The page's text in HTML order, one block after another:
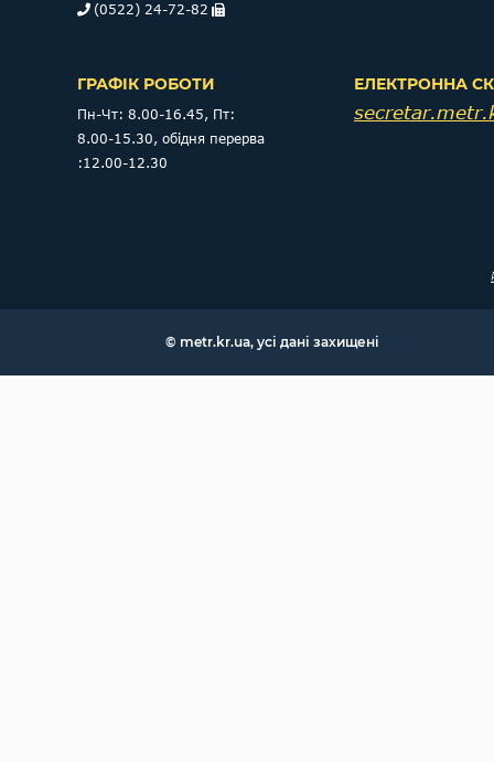
(0522) 24-72-82
ГРАФІК РОБОТИ
Пн-Чт: 8.00-16.45, Пт:
8.00-15.30, обідня перерва
:12.00-12.30
ЕЛЕКТРОННА
© metr.kr.ua, усі дані захищені